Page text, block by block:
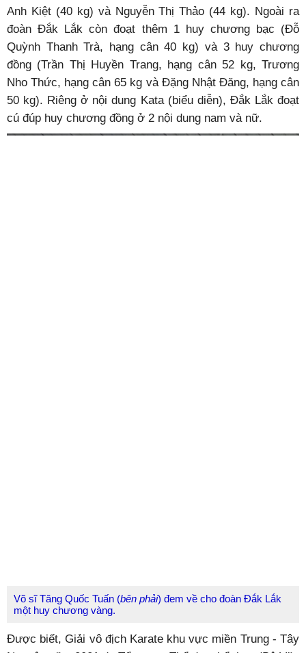
Anh Kiệt (40 kg) và Nguyễn Thị Thảo (44 kg). Ngoài ra
đoàn Đắk Lắk còn đoạt thêm 1 huy chương bạc (Đỗ
Quỳnh Thanh Trà, hạng cân 40 kg) và 3 huy chương
đồng (Trần Thị Huyền Trang, hạng cân 52 kg, Trương
Nho Thức, hạng cân 65 kg và Đặng Nhật Đăng, hạng cân
50 kg). Riêng ở nội dung Kata (biểu diễn), Đắk Lắk đoạt
cú đúp huy chương đồng ở 2 nội dung nam và nữ.
Võ sĩ Tăng Quốc Tuấn (bên phải) đem về cho đoàn Đắk Lắk
một huy chương vàng.
Được biết, Giải vô địch Karate khu vực miền Trung - Tây